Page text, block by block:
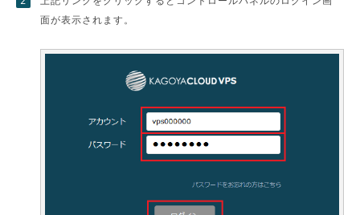
面が表示されます。